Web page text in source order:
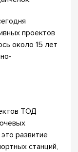
проектов
около 15 лет
ТОД
развитие
станций,